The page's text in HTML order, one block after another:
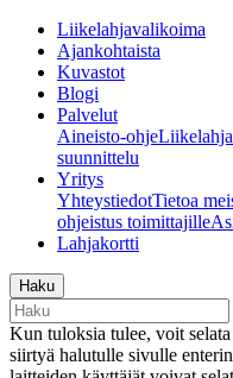
Liikelahjavalikoima
Ajankohtaista
Kuvastot
Blogi
Palvelut
Aineisto-ohje
suunnittelu
Yritys
YhteystiedotTietoa
ohjeistus toimittajille
Lahjakortti
Haku
Kun tuloksia tulee, voit
siirtyä halutulle sivulle